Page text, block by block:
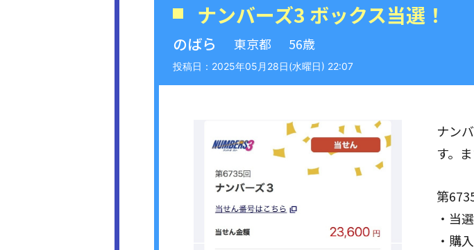
ナンバーズ3 ボックス当選！
のばら 東京都 56歳
2025年05月28日(水曜日) 22:07
ナン
す。
第
・当
・購